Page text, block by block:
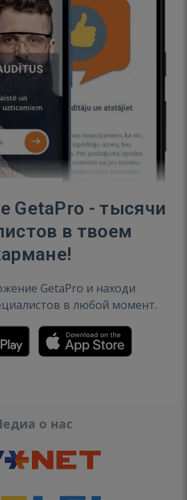
GetaPro - тысячи
в твоем
GetaPro и находи
в любой момент.
о нас